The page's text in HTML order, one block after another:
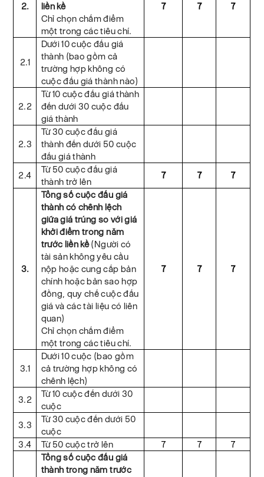
2.
liền kề
Chỉ chọn chấm điểm
một trong các tiêu chí.
7 7 7
2.1
Dưới 10 cuộc đấu giá
thành (bao gồm cả
trường hợp không có
cuộc đấu giá thành nào)
2.2
Từ 10 cuộc đấu giá thành
đến dưới 30 cuộc đấu
giá thành
2.3
Từ 30 cuộc đấu giá
thành đến dưới 50 cuộc
đấu giá thành
2.4
Từ 50 cuộc đấu giá
thành trở lên
7 7 7
3.
Tổng số cuộc đấu giá
thành có chênh lệch
giữa giá trúng so với giá
khởi điểm trong năm
trước liền kề(Người có
tài sản không yêu cầu
nộp hoặc cung cấp bản
chính hoặc bản sao hợp
đồng, quy chế cuộc đấu
giá và các tài liệu có liên
quan)
Chỉ chọn chấm điểm
một trong các tiêu chí.
7 7 7
3.1
Dưới 10 cuộc (bao gồm
cả trường hợp không có
chênh lệch)
3.2
Từ 10 cuộc đến dưới 30
cuộc
3.3
Từ 30 cuộc đến dưới 50
cuộc
3.4
Từ 50 cuộc trở lên 7 7 7
Tổng số cuộc đấu giá
thành trong năm trước